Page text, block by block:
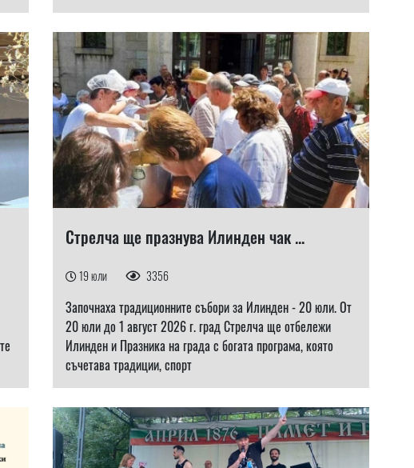
Стрелча ще празнува Илинден чак ...
19 юли 3356
Започнаха традиционните събори за Илинден - 20 юли. От
20 юли до 1 август 2026 г. град Стрелча ще отбележи
Илинден и Празника на града с богата програма, която
съчетава традиции, спорт